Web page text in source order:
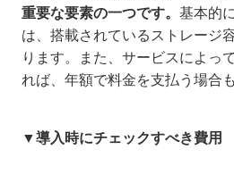
重要な要素の一つです。 基本的
は、搭載されているストレージ
ります。また、サービスによっ
れば、年額で料金を支払う場合
▼導入時にチェックすべき費用